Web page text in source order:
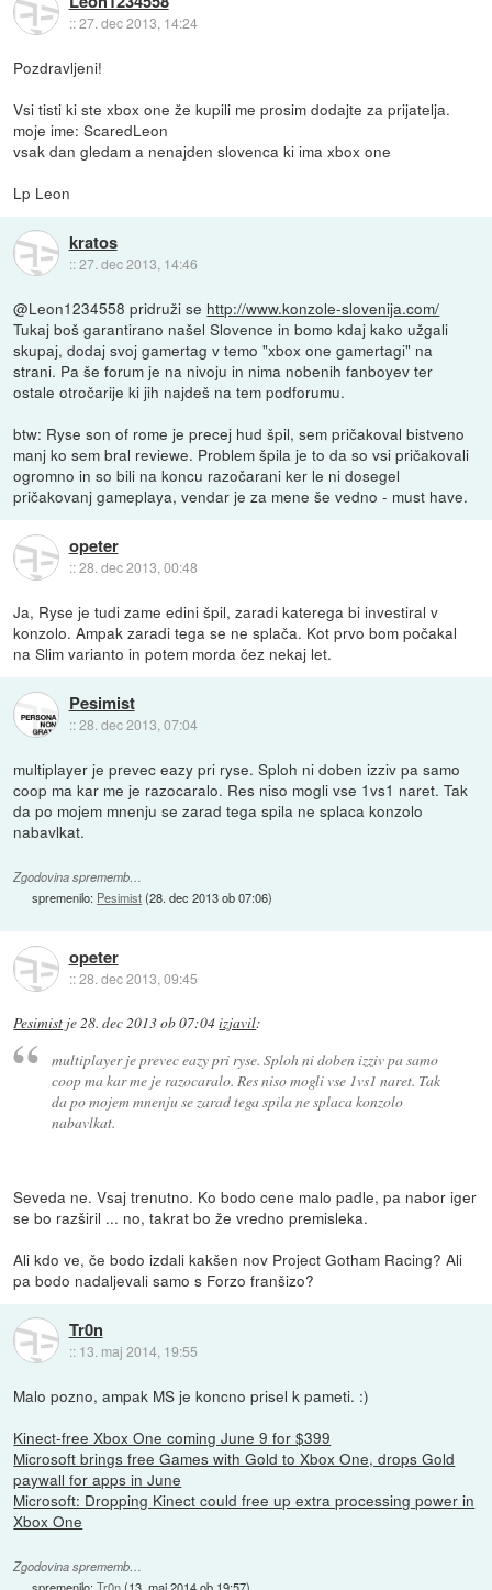
::27. dec 2013, 14:24
Pozdravljeni!
Vsi tisti ki ste xbox one že kupili me prosim dodajte za prijatelja.
moje ime: ScaredLeon
vsak dan gledam a nenajden slovenca ki ima xbox one
Lp Leon
kratos
::27. dec 2013, 14:46
@Leon1234558 pridruži se http://www.konzole-slovenija.com/
Tukaj boš garantirano našel Slovence in bomo kdaj kako užgali
skupaj, dodaj svoj gamertag v temo "xbox one gamertagi" na
strani. Pa še forum je na nivoju in nima nobenih fanboyev ter
ostale otročarije ki jih najdeš na tem podforumu.
btw: Ryse son of rome je precej hud špil, sem pričakoval bistveno
manj ko sem bral reviewe. Problem špila je to da so vsi pričakovali
ogromno in so bili na koncu razočarani ker le ni dosegel
pričakovanj gameplaya, vendar je za mene še vedno - must have.
opeter
::28. dec 2013, 00:48
Ja, Ryse je tudi zame edini špil, zaradi katerega bi investiral v
konzolo. Ampak zaradi tega se ne splača. Kot prvo bom počakal
na Slim varianto in potem morda čez nekaj let.
Pesimist
::28. dec 2013, 07:04
multiplayer je prevec eazy pri ryse. Sploh ni doben izziv pa samo
coop ma kar me je razocaralo. Res niso mogli vse 1vs1 naret. Tak
da po mojem mnenju se zarad tega spila ne splaca konzolo
nabavlkat.
Zgodovina sprememb…
spremenilo: Pesimist(28. dec 2013 ob 07:06)
opeter
::28. dec 2013, 09:45
Pesimist je28. dec 2013 ob 07:04izjavil:
multiplayer je prevec eazy pri ryse. Sploh ni doben izziv pa samo
coop ma kar me je razocaralo. Res niso mogli vse 1vs1 naret. Tak
da po mojem mnenju se zarad tega spila ne splaca konzolo
nabavlkat.
Seveda ne. Vsaj trenutno. Ko bodo cene malo padle, pa nabor iger
se bo razširil ... no, takrat bo že vredno premisleka.
Ali kdo ve, če bodo izdali kakšen nov Project Gotham Racing? Ali
pa bodo nadaljevali samo s Forzo franšizo?
Tr0n
:: 13. maj 2014, 19:55
Malo pozno, ampak MS je koncno prisel k pameti. :)
Kinect-free Xbox One coming June 9 for $399
Microsoft brings free Games with Gold to Xbox One, drops Gold
paywall for apps in June
Microsoft: Dropping Kinect could free up extra processing power in
Xbox One
Zgodovina sprememb…
spremenilo:Tr0n(13. maj 2014 ob 19:57)